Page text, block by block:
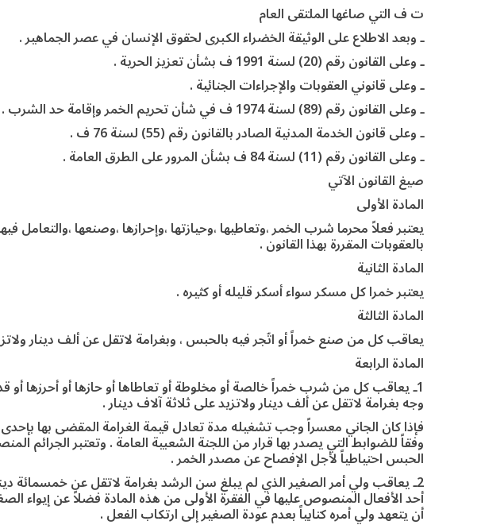
ت ف التي صاغها الملتقى العام
ـ وبعد الاطلاع على الوثيقة الخضراء الكبرى لحقوق الإنسان في عصر الجماهير .
ـ وعلى القانون رقم (20) لسنة 1991 ف بشأن تعزيز الحرية .
ـ وعلى قانوني العقوبات والإجراءات الجنائية .
ـ وعلى القانون رقم (89) لسنة 1974 ف في شأن تحريم الخمر وإقامة حد الشرب .
ـ وعلى قانون الخدمة المدنية الصادر بالقانون رقم (55) لسنة 76 ف .
ـ وعلى القانون رقم (11) لسنة 84 ف بشأن المرور على الطرق العامة .
صيغ القانون الآتي
المادة الأولى
يعتبر فعلاً محرما شرب الخمر ،وتعاطيها ،وحيازتها ،وإحرازها ،وصنعها ،والتعامل
بالعقوبات المقررة بهذا القانون .
المادة الثانية
يعتبر خمرا كل مسكر سواء أسكر قليله أو كثيره .
المادة الثالثة
يعاقب كل من صنع خمراً أو اتّجر فيه بالحبس ، وبغرامة لاتقل عن ألف دينار
المادة الرابعة
1ـ يعاقب كل من شرب خمراً خالصة أو مخلوطة أو تعاطاها أو حازها أو أحرزها أو
وجه بغرامة لاتقل عن ألف دينار ولاتزيد على ثلاثة آلاف دينار .
فإذا كان الجاني معسراً وجب تشغيله مدة تعادل قيمة الغرامة المقضى بها
وفقاً للضوابط التي يصدر بها قرار من اللجنة الشعبية العامة . وتعتبر الجرائم
الحبس احتياطياً لأجل الإفصاح عن مصدر الخمر .
2ـ يعاقب ولي أمر الصغير الذي لم يبلغ سن الرشد بغرامة لاتقل عن خمسمائة
أحد الأفعال المنصوص عليها في الفقرة الأولى من هذه المادة فضلاً عن إيواء
أن يتعهد ولي أمره كتابياً بعدم عودة الصغير إلى ارتكاب الفعل .